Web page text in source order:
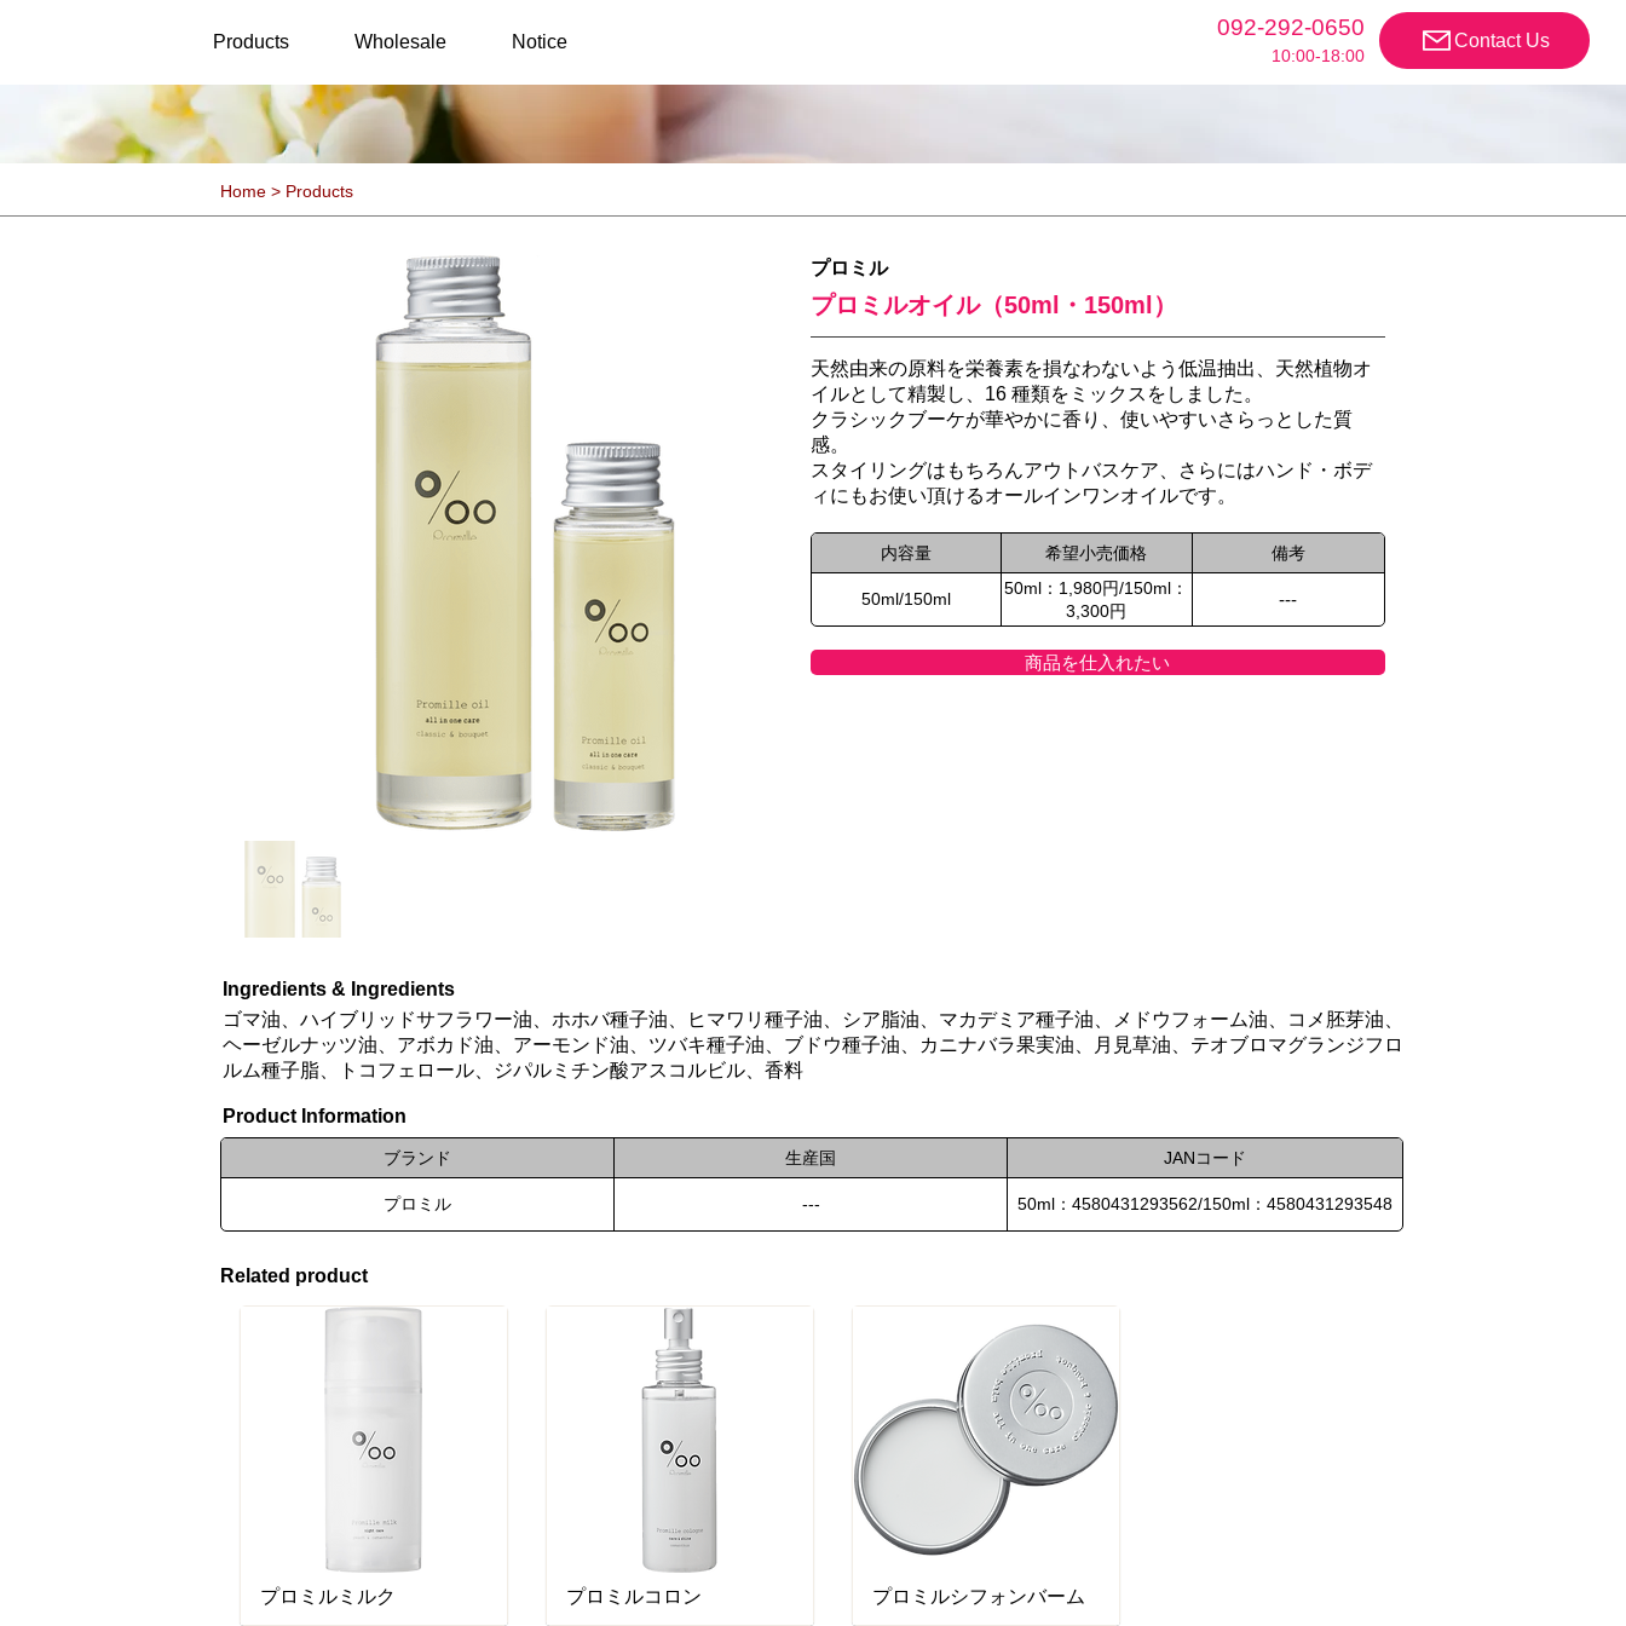
Products Wholesale Notice
092-292-0650
10:00-18:00
Contact Us
Home > Products
プロミル
プロミルオイル（50ml・150ml）
天然由来の原料を栄養素を損なわないよう低温抽出、天然植物オ
イルとして精製し、16 種類をミックスをしました。
クラシックブーケが華やかに香り、使いやすいさらっとした質
感。
スタイリングはもちろんアウトバスケア、さらにはハンド・ボデ
ィにもお使い頂けるオールインワンオイルです。
内容量 希望小売価格 備考
50ml/150ml
50ml：1,980円/150ml：
3,300円
---
商品を仕入れたい
Ingredients & Ingredients
ゴマ油、ハイブリッドサフラワー油、ホホバ種子油、ヒマワリ種子油、シア脂油、マカデミア種子油、メドウフォーム油、コメ胚芽油、
ヘーゼルナッツ油、アボカド油、アーモンド油、ツバキ種子油、ブドウ種子油、カニナバラ果実油、月見草油、テオブロマグランジフロ
ルム種子脂、トコフェロール、ジパルミチン酸アスコルビル、香料
Product Information
ブランド 生産国 JANコード
プロミル --- 50ml：4580431293562/150ml：4580431293548
Related product
プロミルミルク プロミルコロン プロミルシフォンバーム